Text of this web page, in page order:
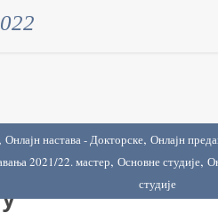
, Онлајн настава - Докторске, Онлајн
2021/22. мастер,Основне студије,
студије
у